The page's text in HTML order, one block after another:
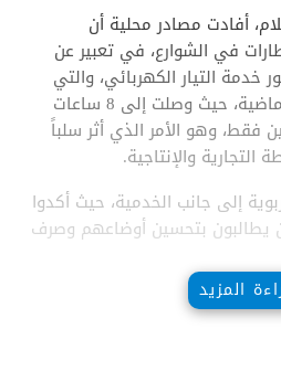
أفادت مصادر محلية أن
في الشوارع، في تعبير عن
التيار الكهربائي، والتي
تزايدت حدتها خلال الأيام الماضية، حيث وصلت إلى 8 ساعات
فقط، وهو الأمر الذي أثر سلباً
والإنتاجية.
إلى جانب الخدمية، حيث أكدوا
يطالبون بتحسين أوضاعهم وصرف
المحلية في معالجة هذه الأزمات،
معاناة المواطنين زاد من حالة
المزيد